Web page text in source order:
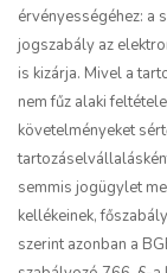
érvényességéhez: a
jogszabály az
is kizárja. Mivel a
nem fűz alaki
követelményeket
semmis jogügylet
kellékeinek,
szerint azonban a